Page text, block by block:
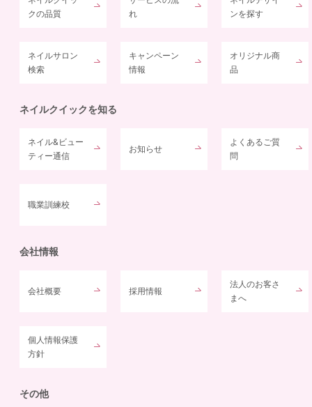
クの品質
れ
ンを探す
ネイルサロン
検索
キャンペーン
情報
オリジナル商
品
ネイルクイックを知る
ネイル&ビュー
ティー通信
お知らせ
よくあるご質
問
職業訓練校
会社情報
会社概要 採用情報
法人のお客さ
まへ
個人情報保護
方針
その他